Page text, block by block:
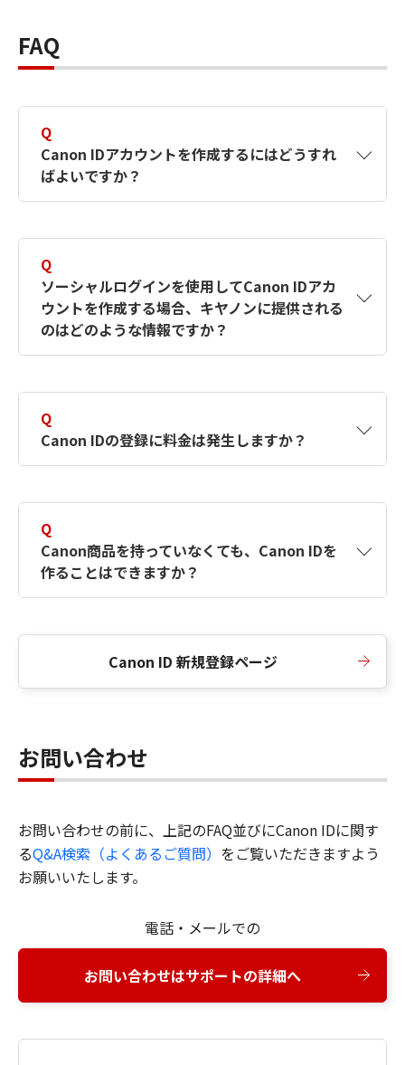
FAQ
Q
Canon IDアカウントを作成するにはどうすれ
ばよいですか？
す。詳しい作成方法は【カメラ】Canon IDとは
何ですか？Canon IDの作成方法は？をご確認く
ださい。
Q
ソーシャルログインを使用してCanon IDアカ
ウントを作成する場合、キヤノンに提供される
のはどのような情報ですか？
択したサービスから取得します。アカウントを
簡単に作成できるように、この情報を使用して
Canon IDの登録フォームを入力します。
Q
Canon IDの登録に料金は発生しますか？
Q
Canon商品を持っていなくても、Canon IDを
作ることはできますか？
Canon ID 新規登録ページ
お問い合わせ
お問い合わせの前に、上記のFAQ並びにCanon IDに関す
るQ&A検索（よくあるご質問） をご覧いただきますよう
お願いいたします。
電話・メールでの
お問い合わせはサポートの詳細へ